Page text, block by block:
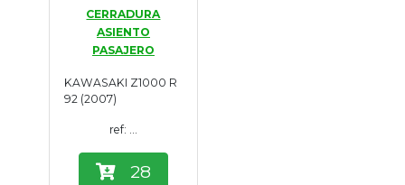
Tasaciones
Formulario
Empresa
Contacto
CERRADURA
ASIENTO
PASAJERO
KAWASAKI Z1000 R
92 (2007)
ref: ...
28